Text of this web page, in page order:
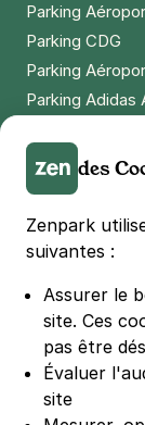
Parking
Parking CDG
Parking
Parking Adidas
Parking LDLC
Parking Stade
Parking
Parking
Parking Bercy
Parking La
Parking Les 4
Parking Nation
des
Zenpark
suivantes :
Assurer le
site. Ces
pas être
Évaluer
site